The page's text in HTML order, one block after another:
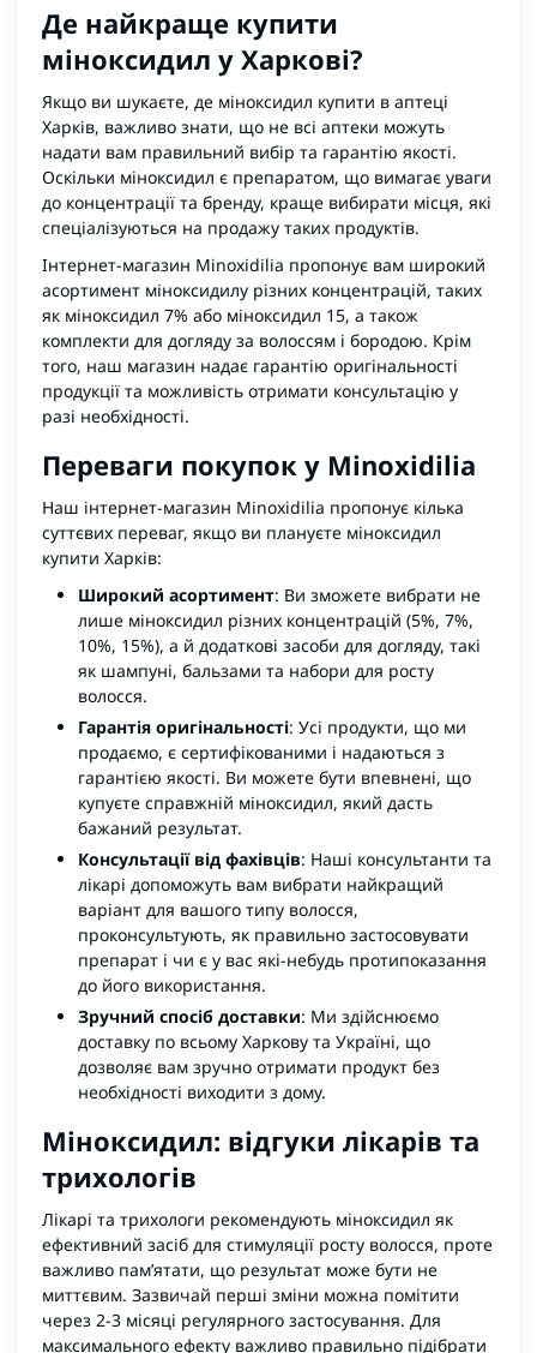
Де найкраще купити
міноксидил у Харкові?
Якщо ви шукаєте, де міноксидил купити в аптеці
Харків, важливо знати, що не всі аптеки можуть
надати вам правильний вибір та гарантію якості.
Оскільки міноксидил є препаратом, що вимагає уваги
до концентрації та бренду, краще вибирати місця, які
спеціалізуються на продажу таких продуктів.
Інтернет-магазин Minoxidilia пропонує вам широкий
асортимент міноксидилу різних концентрацій, таких
як міноксидил 7% або міноксидил 15, а також
комплекти для догляду за волоссям і бородою. Крім
того, наш магазин надає гарантію оригінальності
продукції та можливість отримати консультацію у
разі необхідності.
Переваги покупок у Minoxidilia
Наш інтернет-магазин Minoxidilia пропонує кілька
суттєвих переваг, якщо ви плануєте міноксидил
купити Харків:
Широкий асортимент: Ви зможете вибрати не
лише міноксидил різних концентрацій (5%, 7%,
10%, 15%), а й додаткові засоби для догляду, такі
як шампуні, бальзами та набори для росту
волосся.
Гарантія оригінальності: Усі продукти, що ми
продаємо, є сертифікованими і надаються з
гарантією якості. Ви можете бути впевнені, що
купуєте справжній міноксидил, який дасть
бажаний результат.
Консультації від фахівців: Наші консультанти та
лікарі допоможуть вам вибрати найкращий
варіант для вашого типу волосся,
проконсультують, як правильно застосовувати
препарат і чи є у вас які-небудь протипоказання
до його використання.
Зручний спосіб доставки: Ми здійснюємо
доставку по всьому Харкову та Україні, що
дозволяє вам зручно отримати продукт без
необхідності виходити з дому.
Міноксидил: відгуки лікарів та
трихологів
Лікарі та трихологи рекомендують міноксидил як
ефективний засіб для стимуляції росту волосся, проте
важливо пам’ятати, що результат може бути не
миттєвим. Зазвичай перші зміни можна помітити
через 2-3 місяці регулярного застосування. Для
максимального ефекту важливо правильно підібрати